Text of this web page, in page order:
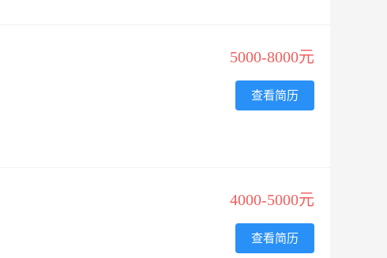
5000-8000元
查看简历
4000-5000元
查看简历